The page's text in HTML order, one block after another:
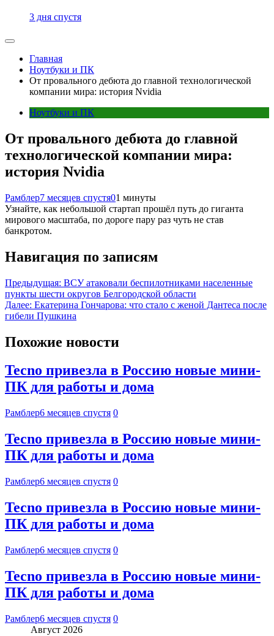
3 дня спустя
Главная
Ноутбуки и ПК
От провального дебюта до главной технологической
компании мира: история Nvidia
Ноутбуки и ПК
От провального дебюта до главной
технологической компании мира:
история Nvidia
Рамблер7 месяцев спустя01 минуты
Узнайте, как небольшой стартап прошёл путь до гиганта
мирового масштаба, по дороге пару раз чуть не став
банкротом.
Навигация по записям
Предыдущая: ВСУ атаковали беспилотниками населенные
пункты шести округов Белгородской области
Далее: Екатерина Гончарова: что стало с женой Дантеса после
гибели Пушкина
Похожие новости
Tecno привезла в Россию новые мини-
ПК для работы и дома
Рамблер6 месяцев спустя 0
Tecno привезла в Россию новые мини-
ПК для работы и дома
Рамблер6 месяцев спустя 0
Tecno привезла в Россию новые мини-
ПК для работы и дома
Рамблер6 месяцев спустя 0
Tecno привезла в Россию новые мини-
ПК для работы и дома
Рамблер6 месяцев спустя 0
Август 2026